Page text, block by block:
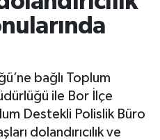
bağlı Toplum
ile Bor İlçe
Destekli Polislik Büro
dolandırıcılık ve